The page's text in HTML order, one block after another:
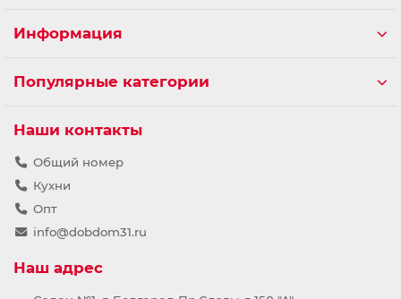
Информация
Популярные категории
Наши контакты
Общий номер
Кухни
Опт
info@dobdom31.ru
Наш адрес